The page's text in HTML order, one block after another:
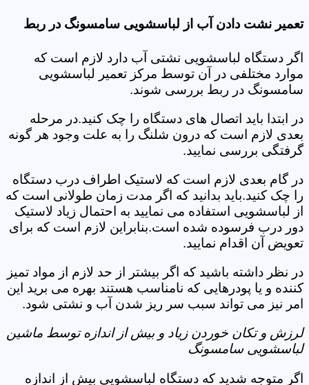
تعمیر نشت دادن آب از لباسشویی سامسونگ در ربط
اگر دستگاه لباسشویی نشتی آب دارد لازم است که
موارد مختلفی در آن توسط مرکز تعمیر لباسشویی
سامسونگ در ربط بررسی شوند.
در ابتدا باید اتصال های دستگاه را چک کنید.در مرحله
بعدی لازم است که درون شلنگ را به علت وجود هر گونه
گرفتگی بررسی نمایید.
در گام بعدی لازم است که لاستیک اطراف درب دستگاه
را چک کنید.باید بدانید که اگر مدت زمان طولانی است که
از لباسشویی استفاده می نمایید به احتمال زیاد لاستیک
دور درب فرسوده شده است.بنابراین لازم است که برای
تعویض آن اقدام نمایید.
در نظر داشته باشید که اگر بیشتر از حد لازم از مواد تمیز
کننده و یا پودرهایی که نامناسب هستند بهره می برید این
امر نیز می تواند سبب سر ریز شدن آب و نشتی شود.
لرزش و تکان خوردن زیاد و بیش از اندازه توسط ماشین
لباسشویی سامسونگ
اگر متوجه شدید که دستگاه لباسشویی بیش از اندازه